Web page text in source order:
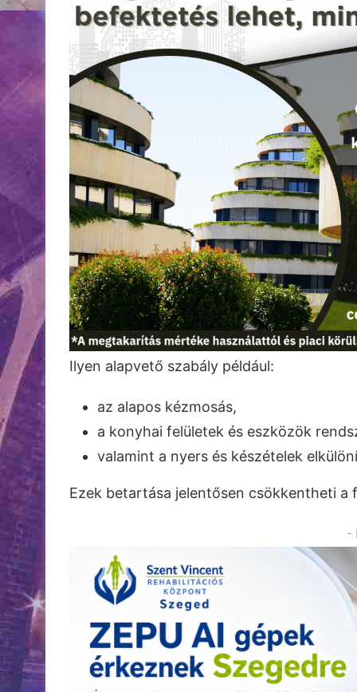
Ilyen alapvető szabály például:
az alapos kézmosás,
a konyhai felületek és eszközök
valamint a nyers és készételek
Ezek betartása jelentősen csökkentheti
-